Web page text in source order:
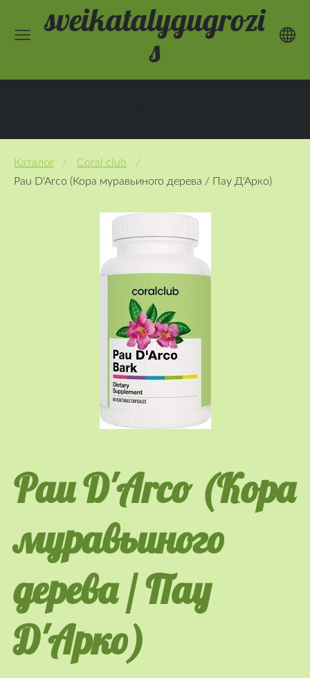
sveikatalygugrozi
s
Каталог
Coral club
Pau D'Arco (Кора муравьиного дерева / Пау Д'Арко)
Pau D'Arco (Кора
муравьиного
дерева / Пау
Д'Арко)